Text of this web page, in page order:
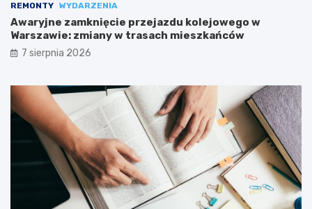
REMONTY WYDARZENIA
Awaryjne zamknięcie przejazdu kolejowego w
Warszawie: zmiany w trasach mieszkańców
7 sierpnia 2026